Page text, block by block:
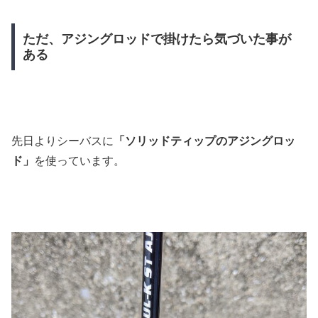
ただ、アジングロッドで掛けたら気づいた事が
ある
先日よりシーバスに
「ソリッドティップのアジングロッ
ド」
を使っています。